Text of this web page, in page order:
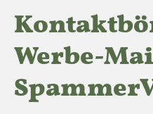
Werbe-